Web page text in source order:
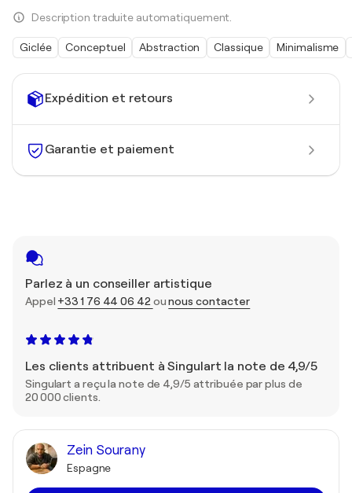
Expédition et retours
Garantie et paiement
Parlez à un conseiller artistique
Appel +33 1 76 44 06 42 ounous contacter
Les clients attribuent à Singulart la note de 4,9/5
Singulart a reçu la note de 4,9/5 attribuée par plus de
20 000 clients.
Zein Sourany
Espagne
Description traduite automatiquement.
Giclée Conceptuel Abstraction Classique Minimalisme